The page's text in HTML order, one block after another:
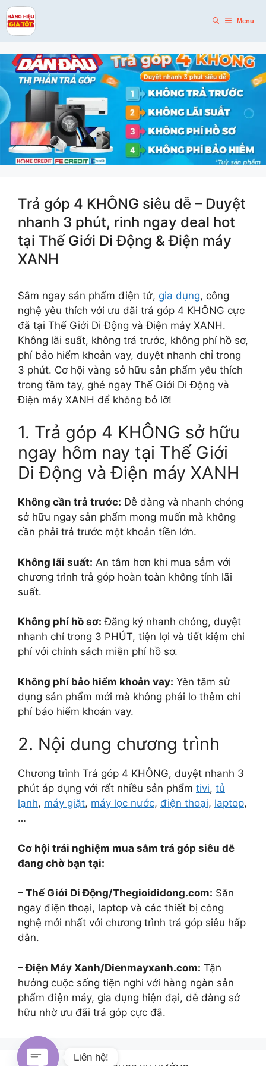
Skip
to
content
Menu
Trả góp 4 KHÔNG siêu dễ – Duyệt
nhanh 3 phút, rinh ngay deal hot
tại Thế Giới Di Động & Điện máy
XANH
Sắm ngay sản phẩm điện tử, gia dụng, công
nghệ yêu thích với ưu đãi trả góp 4 KHÔNG cực
đã tại Thế Giới Di Động và Điện máy XANH.
Không lãi suất, không trả trước, không phí hồ sơ,
phí bảo hiểm khoản vay, duyệt nhanh chỉ trong
3 phút. Cơ hội vàng sở hữu sản phẩm yêu thích
trong tầm tay, ghé ngay Thế Giới Di Động và
Điện máy XANH để không bỏ lỡ!
1. Trả góp 4 KHÔNG sở hữu
ngay hôm nay tại Thế Giới
Di Động và Điện máy XANH
Không cần trả trước: Dễ dàng và nhanh chóng
sở hữu ngay sản phẩm mong muốn mà không
cần phải trả trước một khoản tiền lớn.
Không lãi suất: An tâm hơn khi mua sắm với
chương trình trả góp hoàn toàn không tính lãi
suất.
Không phí hồ sơ: Đăng ký nhanh chóng, duyệt
nhanh chỉ trong 3 PHÚT, tiện lợi và tiết kiệm chi
phí với chính sách miễn phí hồ sơ.
Không phí bảo hiểm khoản vay: Yên tâm sử
dụng sản phẩm mới mà không phải lo thêm chi
phí bảo hiểm khoản vay.
2. Nội dung chương trình
Chương trình Trả góp 4 KHÔNG, duyệt nhanh 3
phút áp dụng với rất nhiều sản phẩm tivi, tủ
lạnh, máy giặt, máy lọc nước, điện thoại, laptop,
…
Cơ hội trải nghiệm mua sắm trả góp siêu dễ
đang chờ bạn tại:
– Thế Giới Di Động/Thegioididong.com: Săn
ngay điện thoại, laptop và các thiết bị công
nghệ mới nhất với chương trình trả góp siêu hấp
dẫn.
– Điện Máy Xanh/Dienmayxanh.com: Tận
hưởng cuộc sống tiện nghi với hàng ngàn sản
phẩm điện máy, gia dụng hiện đại, dễ dàng sở
hữu nhờ ưu đãi trả góp cực đã.
Liên hệ!